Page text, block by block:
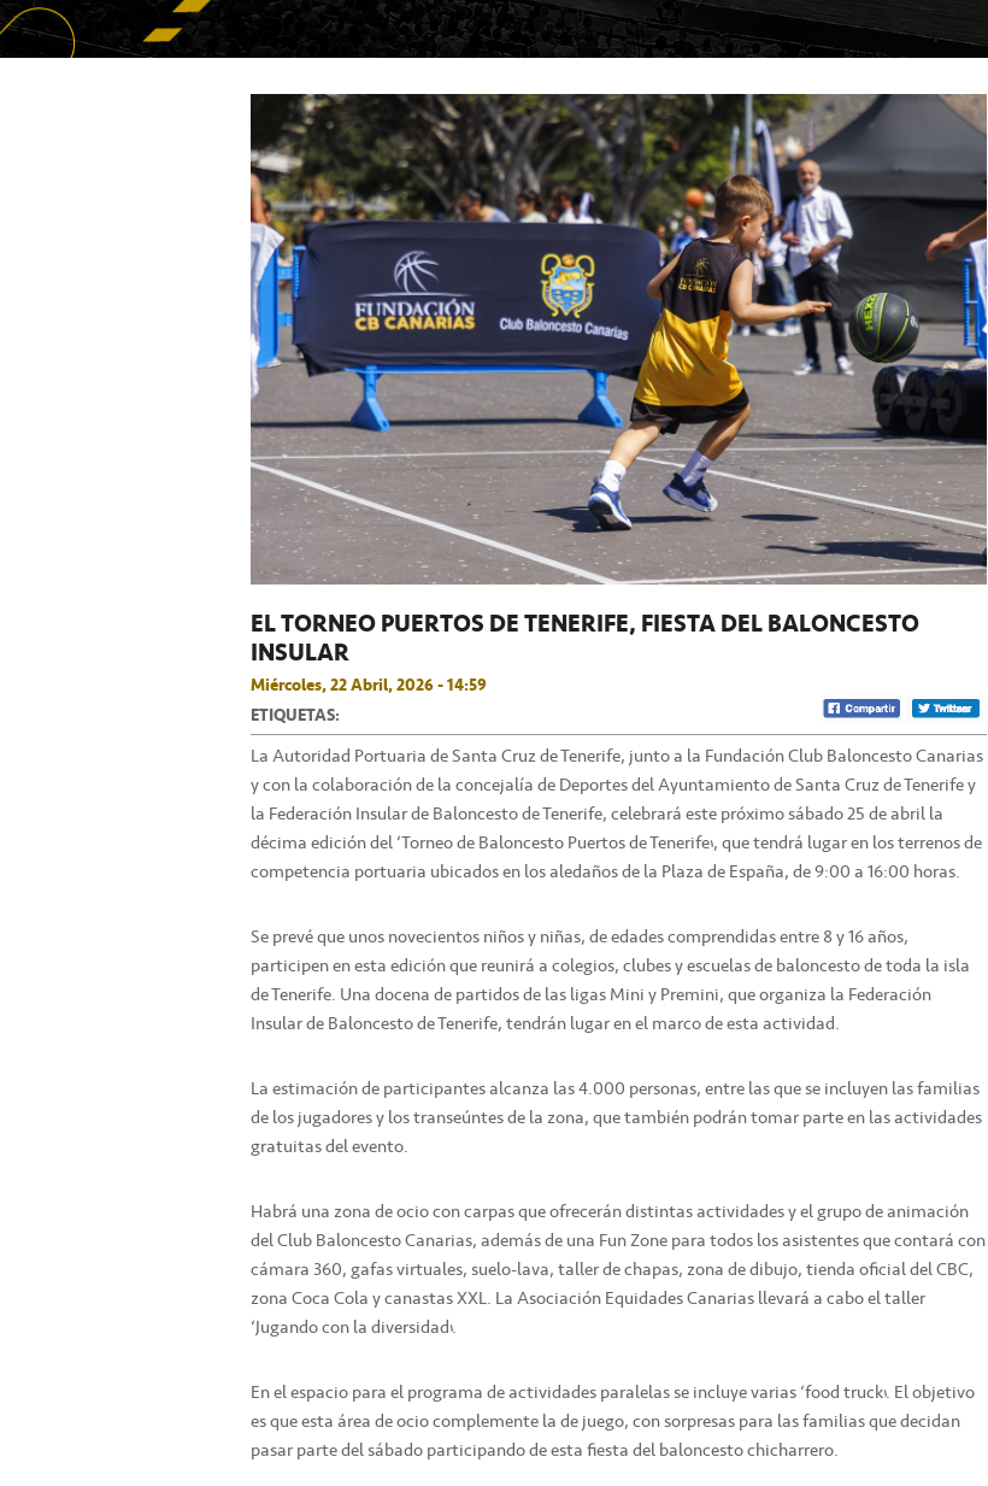
EL TORNEO PUERTOS DE TENERIFE, FIESTA DEL BALONCESTO
INSULAR
Miércoles, 22 Abril, 2026 - 14:59
ETIQUETAS:
La Autoridad Portuaria de Santa Cruz de Tenerife, junto a la Fundación Club Baloncesto Canarias
y con la colaboración de la concejalía de Deportes del Ayuntamiento de Santa Cruz de Tenerife y
la Federación Insular de Baloncesto de Tenerife, celebrará este próximo sábado 25 de abril la
décima edición del ‘Torneo de Baloncesto Puertos de Tenerife’, que tendrá lugar en los terrenos de
competencia portuaria ubicados en los aledaños de la Plaza de España, de 9:00 a 16:00 horas.
Se prevé que unos novecientos niños y niñas, de edades comprendidas entre 8 y 16 años,
participen en esta edición que reunirá a colegios, clubes y escuelas de baloncesto de toda la isla
de Tenerife. Una docena de partidos de las ligas Mini y Premini, que organiza la Federación
Insular de Baloncesto de Tenerife, tendrán lugar en el marco de esta actividad.
La estimación de participantes alcanza las 4.000 personas, entre las que se incluyen las familias
de los jugadores y los transeúntes de la zona, que también podrán tomar parte en las actividades
gratuitas del evento.
Habrá una zona de ocio con carpas que ofrecerán distintas actividades y el grupo de animación
del Club Baloncesto Canarias, además de una Fun Zone para todos los asistentes que contará con
cámara 360, gafas virtuales, suelo-lava, taller de chapas, zona de dibujo, tienda oficial del CBC,
zona Coca Cola y canastas XXL. La Asociación Equidades Canarias llevará a cabo el taller
‘Jugando con la diversidad’.
En el espacio para el programa de actividades paralelas se incluye varias ‘food truck’. El objetivo
es que esta área de ocio complemente la de juego, con sorpresas para las familias que decidan
pasar parte del sábado participando de esta fiesta del baloncesto chicharrero.